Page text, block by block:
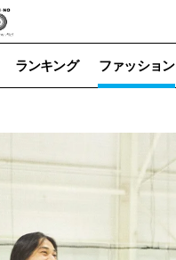
ランキング ファッション